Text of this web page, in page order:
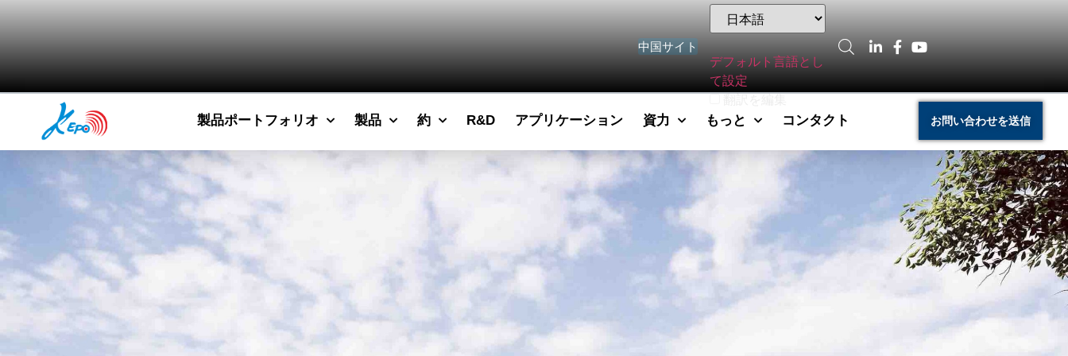
中国サイト
デフォルト言語とし
て設定
製品ポートフォリオ 製品 約 R&D アプリケーション 資力 もっと コンタクト お問い合わせを送信